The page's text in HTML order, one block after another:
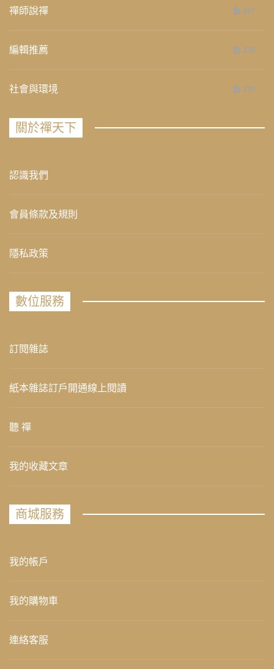
禪師說禪 267
編輯推薦 236
社會與環境 235
關於禪天下
認識我們
會員條款及規則
隱私政策
數位服務
訂閱雜誌
紙本雜誌訂戶開通線上閱讀
聽 禪
我的收藏文章
商城服務
我的帳戶
我的購物車
連絡客服